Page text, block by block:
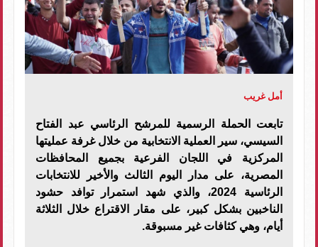
أمل غريب
تابعت الحملة الرسمية للمرشح الرئاسي عبد الفتاح
السيسي، سير العملية الانتخابية من خلال غرفة عمليتها
المركزية في اللجان الفرعية بجميع المحافظات
المصرية، على مدار اليوم الثالث والأخير للانتخابات
الرئاسية 2024، والذي شهد استمرار توافد حشود
الناخبين بشكل كبير، على مقار الاقتراع خلال الثلاثة
أيام، وهي كثافات غير مسبوقة.